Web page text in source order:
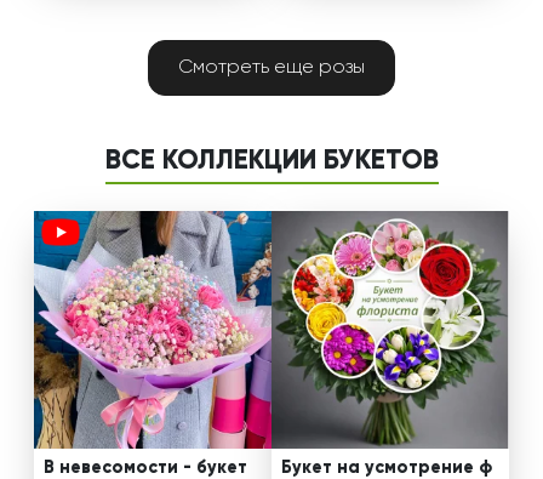
Смотреть еще розы
ВСЕ КОЛЛЕКЦИИ БУКЕТОВ
В невесомости - букет
Букет на усмотрение ф